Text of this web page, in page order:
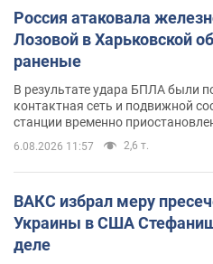
Россия атаковала
Лозовой в Харьковской
раненые
В результате удара БПЛА были
контактная сеть и подвижной
станции временно
6.08.2026 11:57 2,6 т.
ВАКС избрал меру
Украины в США
деле